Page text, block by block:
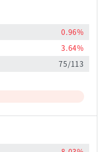
0.96%
3.64%
75/113